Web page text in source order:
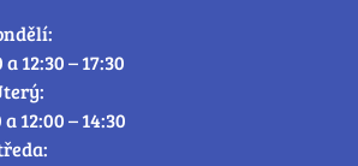
a 12:30 – 17:30
a 12:00 – 14:30